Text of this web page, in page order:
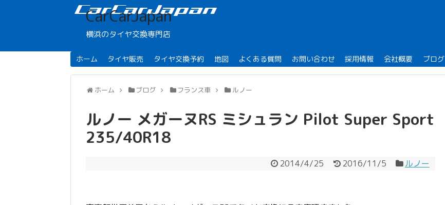
CarCarJapan
横浜のタイヤ交換専門店
ホーム タイヤ販売 タイヤ交換予約 地図 よくある質問 お問い合わせ 採用情報 会社概要 ブログ
ホーム ブログ フランス車 ルノー
ルノー メガーヌRS ミシュラン Pilot Super Sport
235/40R18
2014/4/25 2016/11/5 ルノー